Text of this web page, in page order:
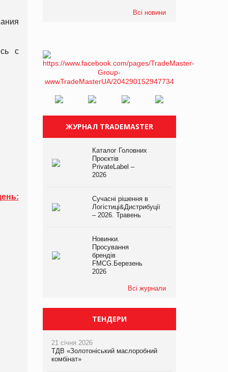
с
Всі новини
ЖУРНАЛ TRADEMASTER
Каталог Головних
Проєктів
PrivateLabel –
2026
Сучасні рішення в
Логістиці&Дистрибуції
– 2026. Травень
Новинки.
Просування
брендів
FMCG.Березень
2026
Всі журнали
ТЕНДЕРИ
21 січня 2026
ТДВ «Золотоніський маслоробний
комбінат»